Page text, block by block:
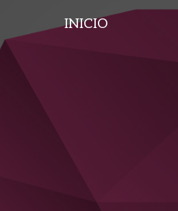
INICIO